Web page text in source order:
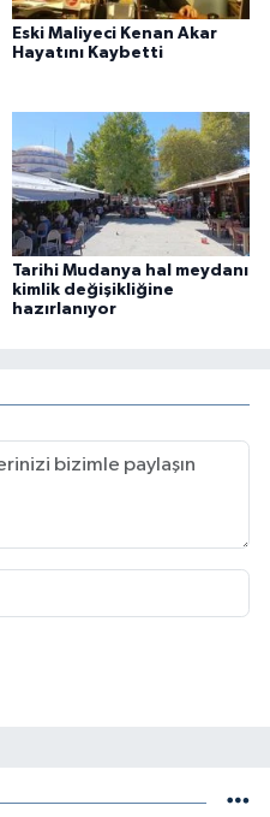
Eski Maliyeci Kenan Akar
Hayatını Kaybetti
Tarihi Mudanya hal meydanı
kimlik değişikliğine
hazırlanıyor